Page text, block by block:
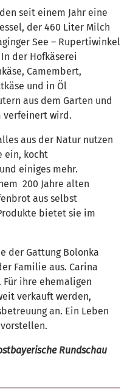
seit einem Jahr eine
der 460 Liter Milch
See – Rupertiwinkel
der Hofkäserei
Camembert,
und in Öl
aus dem Garten und
verfeinert wird.
aus der Natur nutzen
ein, kocht
einiges mehr.
200 Jahre alten
aus selbst
bietet sie im
der Gattung Bolonka
Familie aus. Carina
Für ihre ehemaligen
verkauft werden,
an. Ein Leben
Rundschau